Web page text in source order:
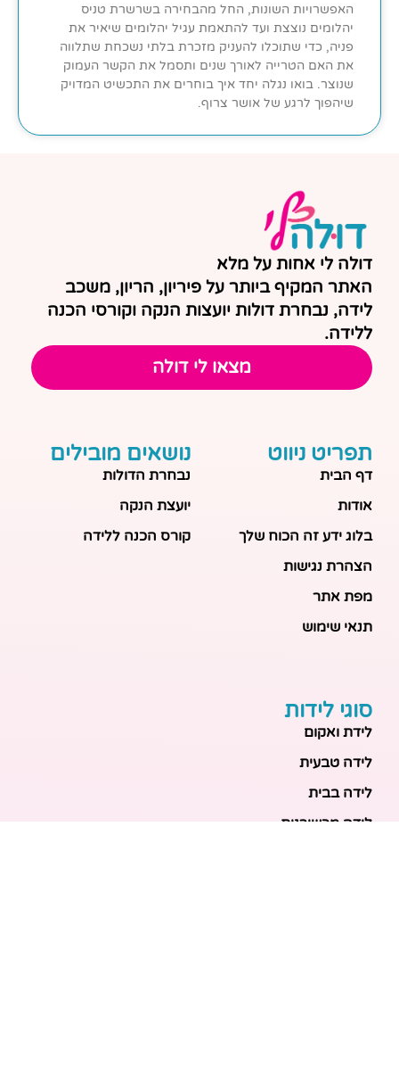
האפשרויות השונות, החל מהבחירה בשרשרת טניס
יהלומים נוצצת ועד להתאמת עגיל יהלומים שיאיר את
פניה, כדי שתוכלו להעניק מזכרת בלתי נשכחת שתלווה
את האם הטרייה לאורך שנים ותסמל את הקשר העמוק
שנוצר. בואו נגלה יחד איך בוחרים את התכשיט המדויק
שיהפוך לרגע של אושר צרוף.
דולה לי אחות על מלא
האתר המקיף ביותר על פיריון, הריון, משכב
לידה, נבחרת דולות יועצות הנקה וקורסי הכנה
ללידה.
מצאו לי דולה
תפריט ניווט
דף הבית
אודות
בלוג ידע זה הכוח שלך
הצהרת נגישות
מפת אתר
תנאי שימוש
נושאים מובילים
נבחרת הדולות
יועצת הנקה
קורס הכנה ללידה
סוגי לידות
לידת ואקום
לידה טבעית
לידה בבית
לידה מכשירנית